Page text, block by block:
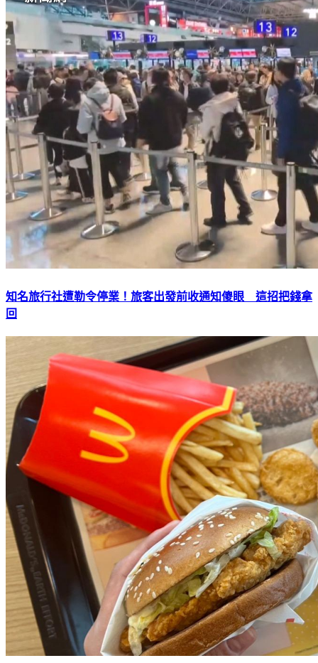
知名旅行社遭勒令停業！旅客出發前收通知傻眼 這招把錢拿
回